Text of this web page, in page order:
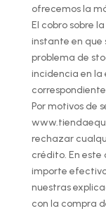
ofrecemos la
El cobro sobre
instante en que
problema de
incidencia en la
Por motivos de
rechazar
crédito. En
importe
nuestras
con la compra